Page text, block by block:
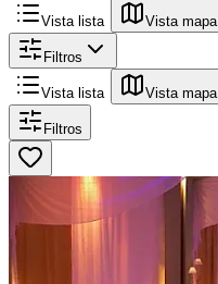
Vista lista Vista mapa
Filtros
Vista lista Vista mapa
Filtros